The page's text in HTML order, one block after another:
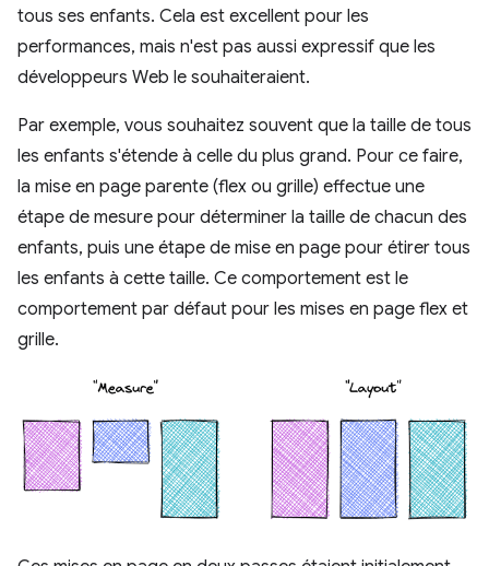
tous ses enfants. Cela est excellent pour les
performances, mais n'est pas aussi expressif que les
développeurs Web le souhaiteraient.
Par exemple, vous souhaitez souvent que la taille de tous
les enfants s'étende à celle du plus grand. Pour ce faire,
la mise en page parente (flex ou grille) effectue une
étape de mesure pour déterminer la taille de chacun des
enfants, puis une étape de mise en page pour étirer tous
les enfants à cette taille. Ce comportement est le
comportement par défaut pour les mises en page flex et
grille.